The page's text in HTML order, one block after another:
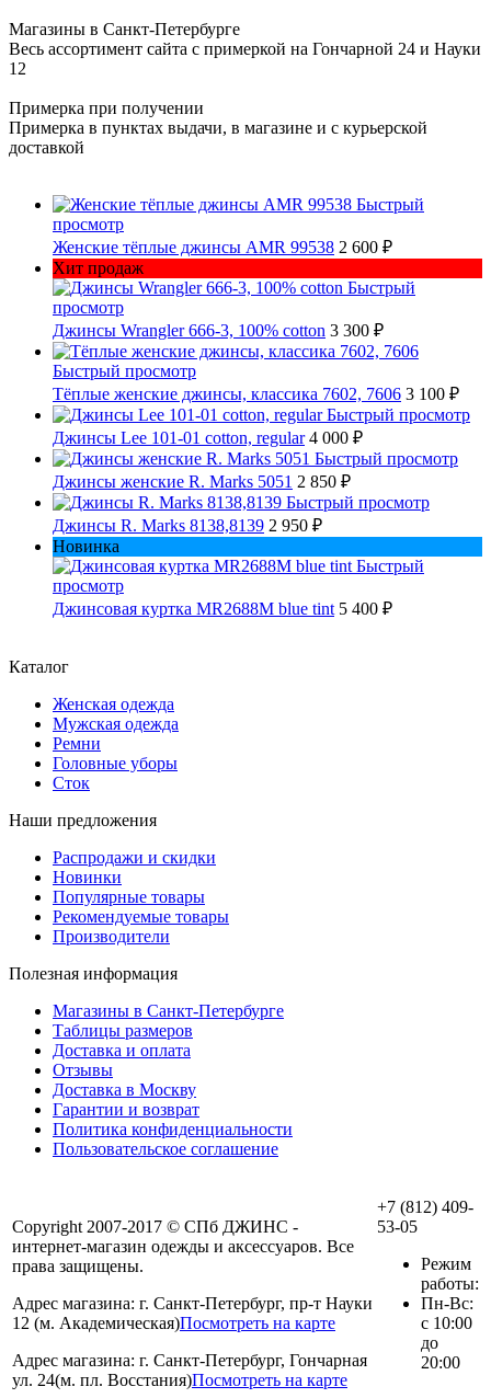
Магазины в Санкт-Петербурге
Весь ассортимент сайта с примеркой на Гончарной 24 и Науки
12
Примерка при получении
Примерка в пунктах выдачи, в магазине и с курьерской
доставкой
Быстрый
просмотр
Женские тёплые джинсы AMR 99538 2 600 ₽
Хит продаж
Быстрый
просмотр
Джинсы Wrangler 666-3, 100% cotton 3 300 ₽
Быстрый просмотр
Тёплые женские джинсы, классика 7602, 7606 3 100 ₽
Быстрый просмотр
Джинсы Lee 101-01 cotton, regular 4 000 ₽
Быстрый просмотр
Джинсы женские R. Marks 5051 2 850 ₽
Быстрый просмотр
Джинсы R. Marks 8138,8139 2 950 ₽
Новинка
Быстрый
просмотр
Джинсовая куртка MR2688M blue tint 5 400 ₽
Каталог
Женская одежда
Мужская одежда
Ремни
Головные уборы
Сток
Наши предложения
Распродажи и скидки
Новинки
Популярные товары
Рекомендуемые товары
Производители
Полезная информация
Магазины в Санкт-Петербурге
Таблицы размеров
Доставка и оплата
Отзывы
Доставка в Москву
Гарантии и возврат
Политика конфиденциальности
Пользовательское соглашение
Copyright 2007-2017 © СПб ДЖИНС -
интернет-магазин одежды и аксессуаров. Все
права защищены.
Адрес магазина: г. Санкт-Петербург, пр-т Науки
12 (м. Академическая)Посмотреть на карте
Адрес магазина: г. Санкт-Петербург, Гончарная
ул. 24(м. пл. Восстания)Посмотреть на карте
+7 (812) 409-
53-05
Режим
работы:
Пн-Вс:
с 10:00
до
20:00